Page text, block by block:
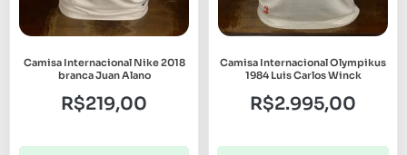
Camisa Internacional Nike 2018
branca Juan Alano
R$219,00
Camisa Internacional Olympikus
1984 Luis Carlos Winck
R$2.995,00